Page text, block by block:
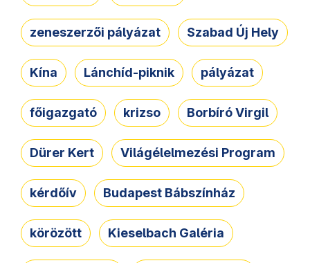
zeneszerzői pályázat Szabad Új Hely
Kína Lánchíd-piknik pályázat
főigazgató krizso Borbíró Virgil
Dürer Kert Világélelmezési Program
kérdőív Budapest Bábszínház
körözött Kieselbach Galéria